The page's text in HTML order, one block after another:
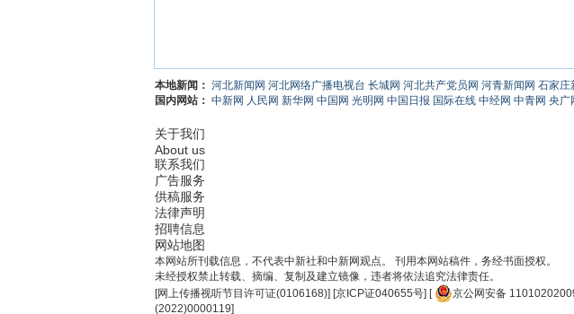
本地新闻： 河北新闻网 河北网络广播电视台 长城网 河北共产党员网 河青新闻网 石家庄
国内网站： 中新网 人民网 新华网 中国网 光明网 中国日报 国际在线 中经网 中青网 央广
关于我们
About us
联系我们
广告服务
供稿服务
法律声明
招聘信息
网站地图
本网站所刊载信息，不代表中新社和中新网观点。 刊用本网站稿件，务经书面授权。
未经授权禁止转载、摘编、复制及建立镜像，违者将依法追究法律责任。
[网上传播视听节目许可证(0106168)] [京ICP证040655号] [ 京公网安备
(2022)0000119]